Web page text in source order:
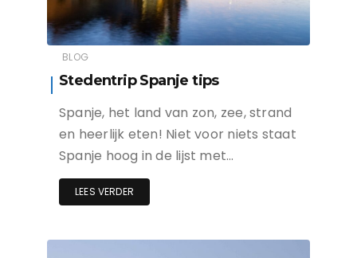
BLOG
Stedentrip Spanje tips
Spanje, het land van zon, zee, strand
en heerlijk eten! Niet voor niets staat
Spanje hoog in de lijst met…
LEES VERDER